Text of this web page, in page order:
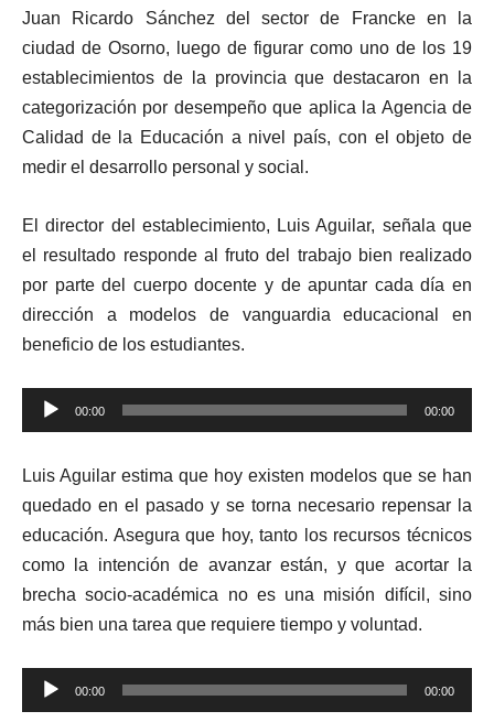
Juan Ricardo Sánchez del sector de Francke en la
ciudad de Osorno, luego de figurar como uno de los 19
establecimientos de la provincia que destacaron en la
categorización por desempeño que aplica la Agencia de
Calidad de la Educación a nivel país, con el objeto de
medir el desarrollo personal y social.
El director del establecimiento, Luis Aguilar, señala que
el resultado responde al fruto del trabajo bien realizado
por parte del cuerpo docente y de apuntar cada día en
dirección a modelos de vanguardia educacional en
beneficio de los estudiantes.
Reproductor
de
00:00 00:00
Luis Aguilar estima que hoy existen modelos que se han
quedado en el pasado y se torna necesario repensar la
educación. Asegura que hoy, tanto los recursos técnicos
como la intención de avanzar están, y que acortar la
brecha socio-académica no es una misión difícil, sino
más bien una tarea que requiere tiempo y voluntad.
Reproductor
de
00:00 00:00